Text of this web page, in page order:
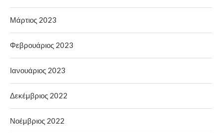
Μάρτιος 2023
Φεβρουάριος 2023
Ιανουάριος 2023
Δεκέμβριος 2022
Νοέμβριος 2022